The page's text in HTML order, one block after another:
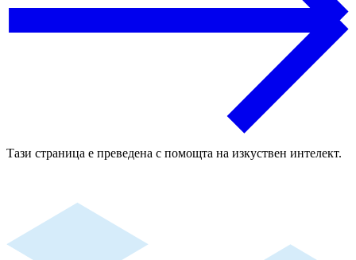
Тази страница е преведена с помощта на изкуствен интелект.